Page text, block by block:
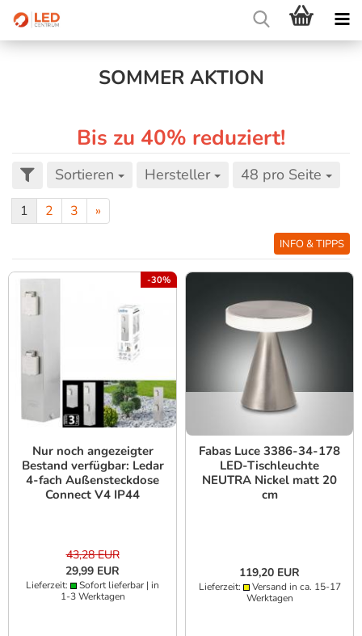
SOMMER AKTION
Bis zu 40% reduziert!
Sortieren Hersteller 48 pro Seite
1 2 3 »
INFO & TIPPS
-30%
Nur noch angezeigter
Bestand verfügbar: Ledar
4-fach Außensteckdose
Connect V4 IP44
43,28 EUR
29,99 EUR
Lieferzeit:
Sofort lieferbar | in
1-3 Werktagen
Fabas Luce 3386-34-178
LED-Tischleuchte
NEUTRA Nickel matt 20
cm
119,20 EUR
Lieferzeit:
Versand in ca. 15-17
Werktagen